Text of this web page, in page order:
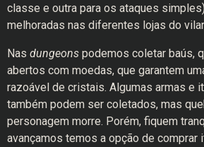
classe e outra para os ataques
melhoradas nas diferentes lojas do
Nas dungeons podemos coletar baús,
abertos com moedas, que garantem
razoável de cristais. Algumas armas e
também podem ser coletados, mas
personagem morre. Porém, fiquem
avançamos temos a opção de comprar